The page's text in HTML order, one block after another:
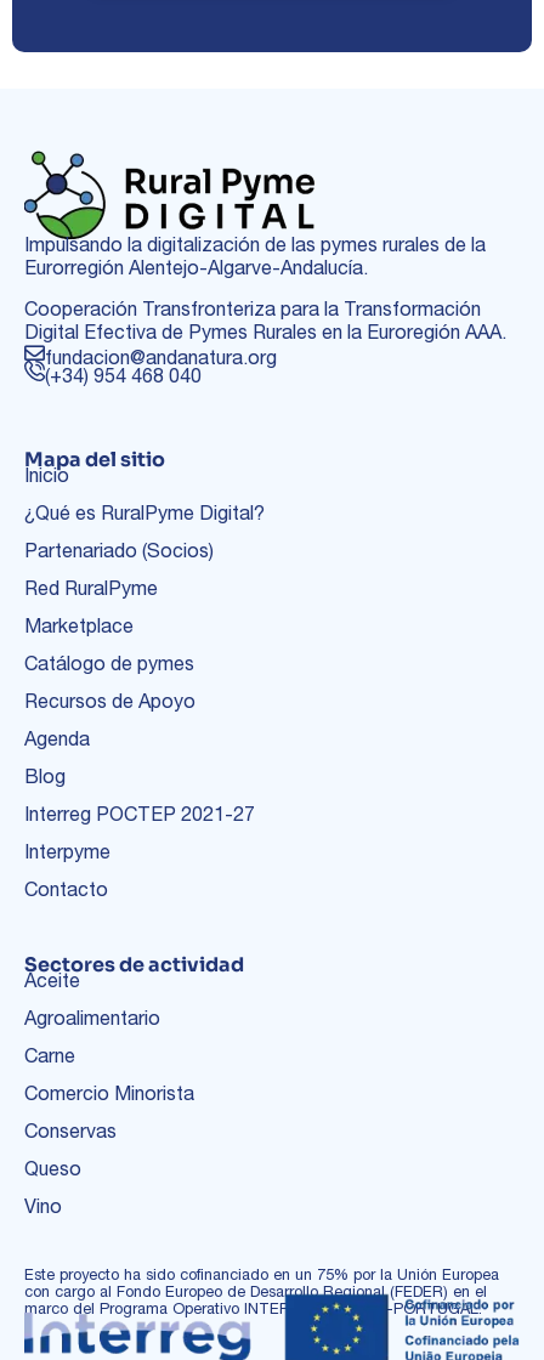
Impulsando la digitalización de las pymes rurales de la
Eurorregión Alentejo-Algarve-Andalucía.
Cooperación Transfronteriza para la Transformación
Digital Efectiva de Pymes Rurales en la Euroregión AAA.
fundacion@andanatura.org
(+34) 954 468 040
Mapa del sitio
Inicio
¿Qué es RuralPyme Digital?
Partenariado (Socios)
Red RuralPyme
Marketplace
Catálogo de pymes
Recursos de Apoyo
Agenda
Blog
Interreg POCTEP 2021-27
Interpyme
Contacto
Sectores de actividad
Aceite
Agroalimentario
Carne
Comercio Minorista
Conservas
Queso
Vino
Este proyecto ha sido cofinanciado en un 75% por la Unión Europea
con cargo al Fondo Europeo de Desarrollo Regional (FEDER) en el
marco del Programa Operativo INTERREG ESPAÑA-PORTUGAL.